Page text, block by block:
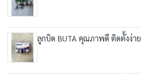
ลูกบิด BUTA คุณภาพดี ติดตั้งง่าย